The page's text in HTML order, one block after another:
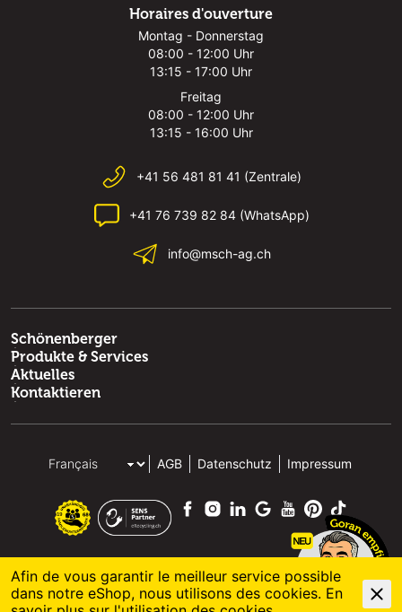
Horaires d'ouverture
Montag - Donnerstag
08:00 - 12:00 Uhr
13:15 - 17:00 Uhr
Freitag
08:00 - 12:00 Uhr
13:15 - 16:00 Uhr
+41 56 481 81 41 (Zentrale)
+41 76 739 82 84 (WhatsApp)
info@msch-ag.ch
Schönenberger
Produkte & Services
Aktuelles
Kontaktieren
AGB Datenschutz Impressum
© 2026 M. Schönenberger AG
powered by polynorm
Afin de vous garantir le meilleur service possible
dans notre eShop, nous utilisons des cookies. En